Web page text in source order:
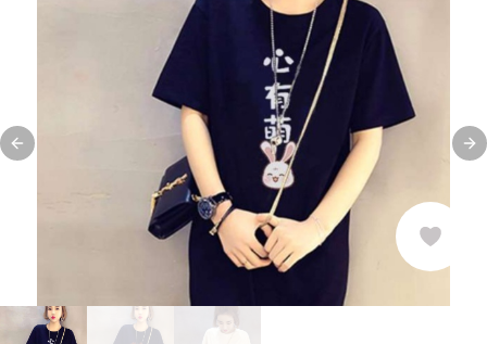
Previous slide